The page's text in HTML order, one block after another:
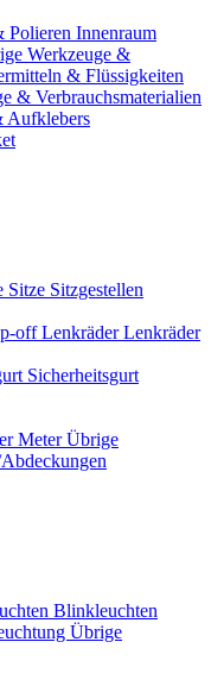
Polieren Innenraum
Werkzeuge &
& Flüssigkeiten
& Verbrauchsmaterialien
Aufklebers
Sitze Sitzgestellen
offLenkräderLenkräder
Sicherheitsgurt
Meter Übrige
Blinkleuchten
Übrige